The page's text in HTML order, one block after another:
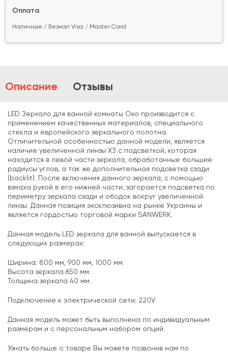
Оплата
Наличные / Безнал Visa / Master Card
Описание Отзывы
LED Зеркало для ванной комнаты Око производится с
применением качественных материалов, специального
стекла и европейского зеркального полотна.
Отличительной особенностью данной модели, является
наличие увеличенной линзы Х3 с подсветкой, которая
находится в левой части зеркала, обработанные большие
радиусы углов, а так же дополнительная подсветка сзади
(backlit). После включения данного зеркала, с помощью
взмаха рукой в его нижней части, загорается подсветка по
периметру зеркала сзади и ободок вокруг увеличенной
линзы. Данная позиция эксклюзивна на рынке Украины и
является гордостью торговой марки SANWERK.
Данная модель LED зеркала для ванной выпускается в
следующих размерах:
Ширина: 800 мм, 900 мм, 1000 мм.
Высота зеркала 650 мм.
Толщина зеркала 40 мм.
Подключение к электрической сети: 220V
Данная модель может быть выполнена по индивидуальным
размерам и с персональным набором опций.
Узнать больше о товаре Вы можете позвонив нам по